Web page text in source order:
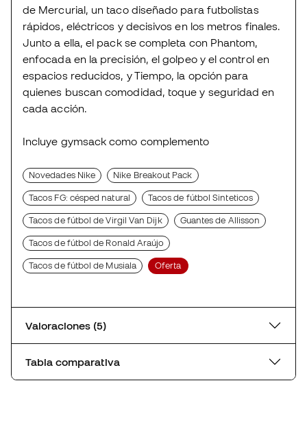
de Mercurial, un taco diseñado para futbolistas
rápidos, eléctricos y decisivos en los metros finales.
Junto a ella, el pack se completa con Phantom,
enfocada en la precisión, el golpeo y el control en
espacios reducidos, y Tiempo, la opción para
quienes buscan comodidad, toque y seguridad en
cada acción.
Incluye gymsack como complemento
Novedades Nike Nike Breakout Pack
Tacos FG: césped natural Tacos de fútbol Sinteticos
Tacos de fútbol de Virgil Van Dijk Guantes de Allisson
Tacos de fútbol de Ronald Araújo
Tacos de fútbol de Musiala Oferta
Valoraciones (5)
Tabla comparativa